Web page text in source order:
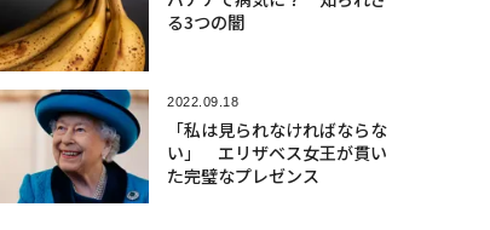
る3つの闇
2022.09.18
「私は見られなければならな
い」 エリザベス女王が貫い
た完璧なプレゼンス